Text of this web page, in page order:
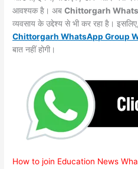
आवश्यक है। अबChittorgarh
व्यवसाय के उद्देश्य से भी कर रहा है।
Chittorgarh WhatsApp Group
बात नहीं होगी।
How to join Education News